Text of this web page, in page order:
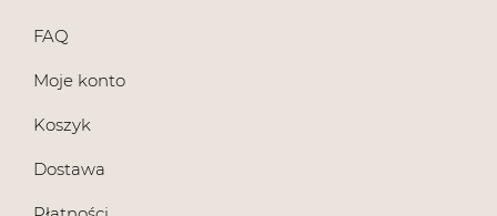
FAQ
Moje konto
Koszyk
Dostawa